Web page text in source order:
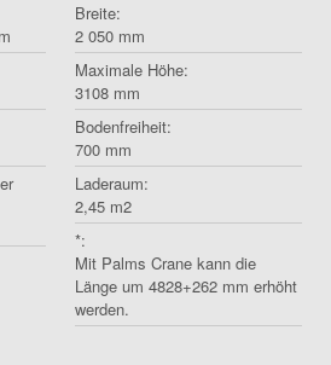
Breite:
2 050 mm
Maximale Höhe:
3108 mm
Bodenfreiheit:
700 mm
Laderaum:
2,45 m2
*:
Mit Palms Crane kann die
Länge um 4828+262 mm erhöht
werden.